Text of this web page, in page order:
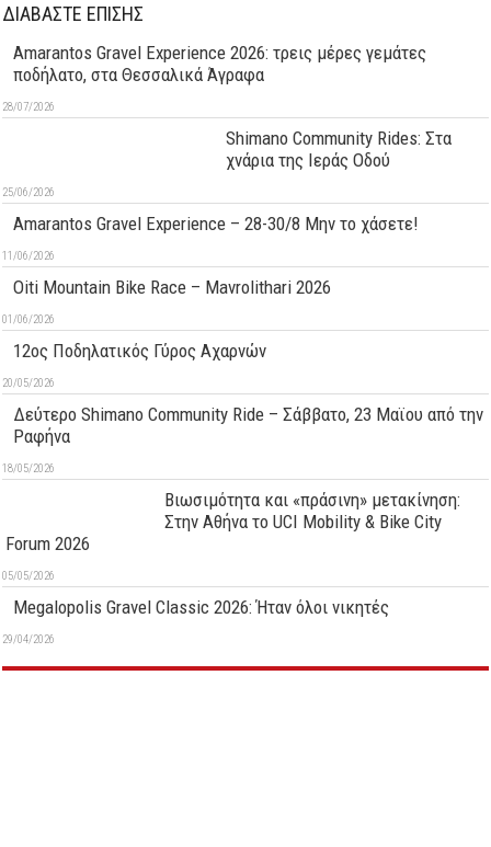
ΔΙΑΒΑΣΤΕ ΕΠΙΣΗΣ
Amarantos Gravel Experience 2026: τρεις μέρες γεμάτες
ποδήλατο, στα Θεσσαλικά Άγραφα
28/07/2026
Shimano Community Rides: Στα
χνάρια της Ιεράς Οδού
25/06/2026
Amarantos Gravel Experience – 28-30/8 Μην το χάσετε!
11/06/2026
Oiti Mountain Bike Race – Mavrolithari 2026
01/06/2026
12ος Ποδηλατικός Γύρος Αχαρνών
20/05/2026
Δεύτερo Shimano Community Ride – Σάββατο, 23 Μαϊου από την
Ραφήνα
18/05/2026
Βιωσιμότητα και «πράσινη» μετακίνηση:
Στην Αθήνα το UCI Mobility & Bike City
Forum 2026
05/05/2026
Megalopolis Gravel Classic 2026: Ήταν όλοι νικητές
29/04/2026